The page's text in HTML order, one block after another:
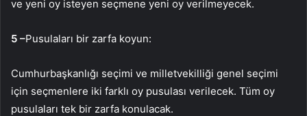
ve yeni oy isteyen seçmene yeni oy verilmeyecek.
5 –Pusulaları bir zarfa koyun:
Cumhurbaşkanlığı seçimi ve milletvekilliği genel seçimi
için seçmenlere iki farklı oy pusulası verilecek. Tüm oy
pusulaları tek bir zarfa konulacak.